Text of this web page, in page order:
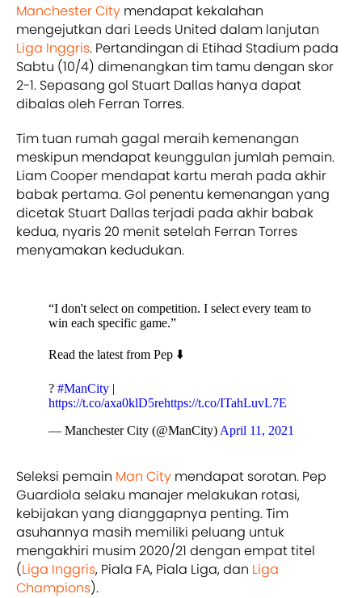
Manchester City mendapat kekalahan
mengejutkan dari Leeds United dalam lanjutan
Liga Inggris. Pertandingan di Etihad Stadium pada
Sabtu (10/4) dimenangkan tim tamu dengan skor
2-1. Sepasang gol Stuart Dallas hanya dapat
dibalas oleh Ferran Torres.
Tim tuan rumah gagal meraih kemenangan
meskipun mendapat keunggulan jumlah pemain.
Liam Cooper mendapat kartu merah pada akhir
babak pertama. Gol penentu kemenangan yang
dicetak Stuart Dallas terjadi pada akhir babak
kedua, nyaris 20 menit setelah Ferran Torres
menyamakan kedudukan.
“I don't select on competition. I select every team to
win each specific game.”
Read the latest from Pep ⬇️
? #ManCity |
https://t.co/axa0klD5rehttps://t.co/ITahLuvL7E
— Manchester City (@ManCity) April 11, 2021
Seleksi pemain Man City mendapat sorotan. Pep
Guardiola selaku manajer melakukan rotasi,
kebijakan yang dianggapnya penting. Tim
asuhannya masih memiliki peluang untuk
mengakhiri musim 2020/21 dengan empat titel
(Liga Inggris, Piala FA, Piala Liga, dan Liga
Champions).